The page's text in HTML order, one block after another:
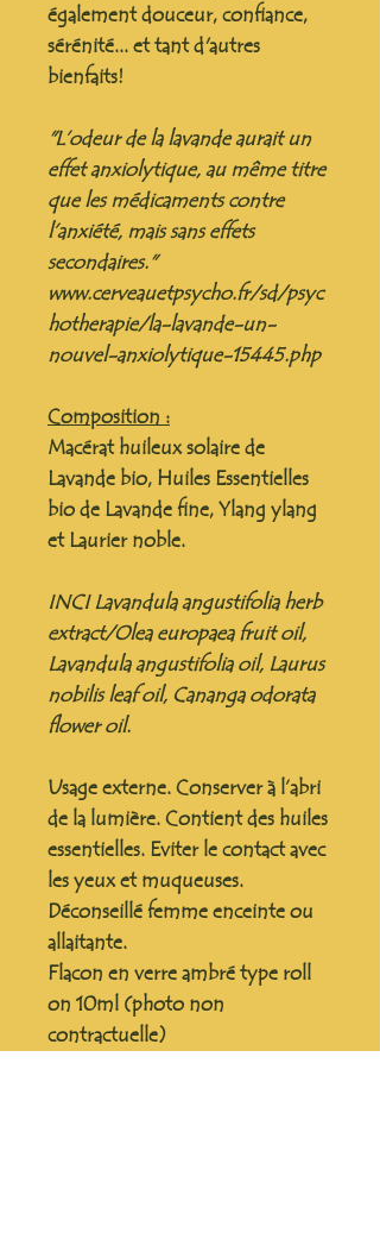
également douceur, confiance,
sérénité... et tant d'autres
bienfaits!
"L’odeur de la lavande aurait un
effet anxiolytique, au même titre
que les médicaments contre
l’anxiété, mais sans effets
secondaires."
www.cerveauetpsycho.fr/sd/psyc
hotherapie/la-lavande-un-
nouvel-anxiolytique-15445.php
Composition :
Macérat huileux solaire de
Lavande bio, Huiles Essentielles
bio de Lavande fine, Ylang ylang
et Laurier noble.
INCI Lavandula angustifolia herb
extract/Olea europaea fruit oil,
Lavandula angustifolia oil, Laurus
nobilis leaf oil, Cananga odorata
flower oil.
Usage externe. Conserver à l’abri
de la lumière. Contient des huiles
essentielles. Eviter le contact avec
les yeux et muqueuses.
Déconseillé femme enceinte ou
allaitante.
Flacon en verre ambré type roll
on 10ml (photo non
contractuelle)